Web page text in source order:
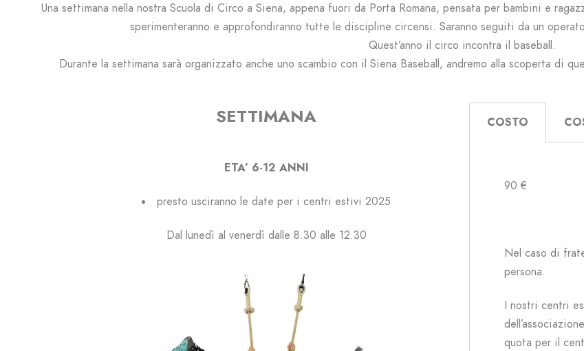
Una settimana nella nostra Scuola di Circo a Siena, appena fuori da Porta Romana, pensata per bambini e
sperimenteranno e approfondiranno tutte le discipline circensi. Saranno seguiti da un
Quest’anno il circo incontra il baseball.
Durante la settimana sarà organizzato anche uno scambio con il Siena Baseball, andremo alla scoperta di
SETTIMANA
ETA’ 6-12 ANNI
presto usciranno le date per i centri estivi 2025
Dal lunedì al venerdì dalle 8.30 alle 12.30
COSTO
90 €
Nel caso di
persona.
I nostri centri
quota per il